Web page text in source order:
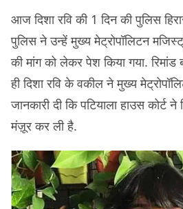
आज दिशा रवि की 1 दिन की पुलिस
पुलिस ने उन्हें मुख्य मेट्रोपॉलिटन
की मांग को लेकर पेश किया गया. रिमांड
ही दिशा रवि के वकील ने मुख्य
जानकारी दी कि पटियाला हाउस कोर्ट
मंज़ूर कर ली है.